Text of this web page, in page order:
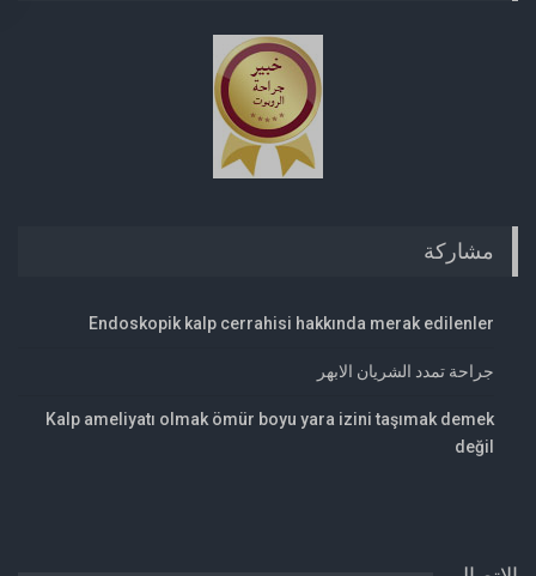
مشاركة
Endoskopik kalp cerrahisi hakkında merak edilenler
جراحة تمدد الشريان الابهر
Kalp ameliyatı olmak ömür boyu yara izini taşımak demek
değil